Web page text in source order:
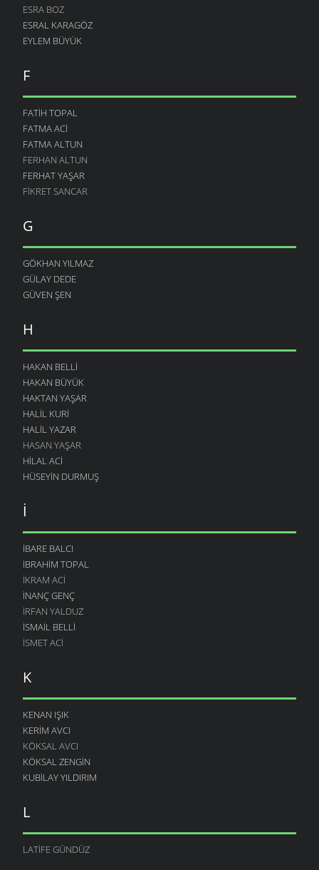
ESRA BOZ
ESRAL KARAGÖZ
EYLEM BÜYÜK
F
FATIH TOPAL
FATMA ACI
FATMA ALTUN
FERHAN ALTUN
FERHAT YAŞAR
FIKRET SANCAR
G
GÖKHAN YILMAZ
GÜLAY DEDE
GÜVEN ŞEN
H
HAKAN BELLI
HAKAN BÜYÜK
HAKTAN YAŞAR
HALIL KURI
HALIL YAZAR
HASAN YAŞAR
HILAL ACI
HÜSEYIN DURMUŞ
İ
İBARE BALCI
İBRAHIM TOPAL
İKRAM ACI
İNANÇ GENÇ
İRFAN YALDUZ
ISMAIL BELLI
İSMET ACI
K
KENAN IŞIK
KERIM AVCI
KÖKSAL AVCI
KÖKSAL ZENGIN
KUBILAY YILDIRIM
L
LATIFE GÜNDÜZ